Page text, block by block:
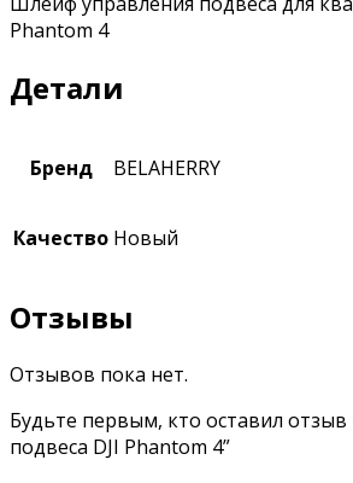
Phantom 4
Детали
Бренд BELAHERRY
Качество Новый
Отзывы
Отзывов пока нет.
Будьте первым, кто оставил
подвеса DJI Phantom 4”